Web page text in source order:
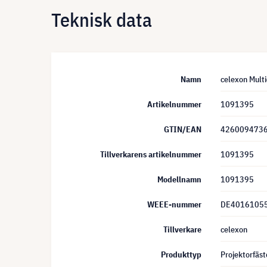
Teknisk data
Namn celexon
Artikelnummer 1091395
GTIN/EAN
Tillverkarens artikelnummer 1091395
Modellnamn 1091395
WEEE-nummer
Tillverkare celexon
Produkttyp